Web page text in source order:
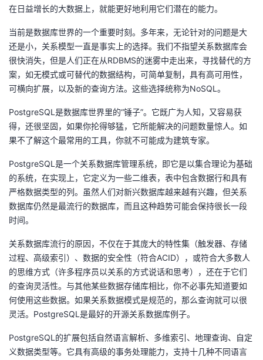
我
的
博
客
我
的
论
坛
我
的
圈
我
的
播
我
活
动
的
关
我
的
开
发
者
堂
我
的
Programs
我
的
支
我
在日益增长的大数据上，就能更好地利用它们潜在的能力。
当前是数据库世界的一个重要时刻。多年来，无论针对的问题是大
还是小，关系模型一直是事实上的选择。我们不指望关系数据库会
很快消失，但是人们正在从RDBMS的迷雾中走出来，寻找替代的方
案，如无模式或可替代的数据结构，可简单复制，具有高可用性，
可横向扩展，以及新的查询方法。这些选择统称为NoSQL。
PostgreSQL是数据库世界里的“锤子”。它既广为人知，又容易获
得，还很坚固，如果你抡得够猛，它所能解决的问题数量惊人。如
果不了解这个最常用的工具，你就不可能成为建筑专家。
PostgreSQL是一个关系数据库管理系统，即它是以集合理论为基础
的系统，在实现上，它定义为一些二维表，表中包含数据行和具有
严格数据类型的列。虽然人们对新兴数据库越来越有兴趣，但关系
数据库仍然是最流行的数据库，而且这种趋势可能会保持很长一段
时间。
关系数据库流行的原因，不仅在于其庞大的特性集（触发器、存储
过程、高级索引）、数据的安全性（符合ACID），或符合大多数人
的思维方式（许多程序员以关系的方式说话和思考），还在于它们
的查询灵活性。与其他某些数据存储库相比，你不必事先知道要如
何使用这些数据。如果关系数据模式是规范的，那么查询就可以很
灵活。PostgreSQL是最好的开源关系数据库例子。
PostgreSQL的扩展包括自然语言解析、多维索引、地理查询、自定
义数据类型等。它具有高级的事务处理能力，支持十几种不同语言